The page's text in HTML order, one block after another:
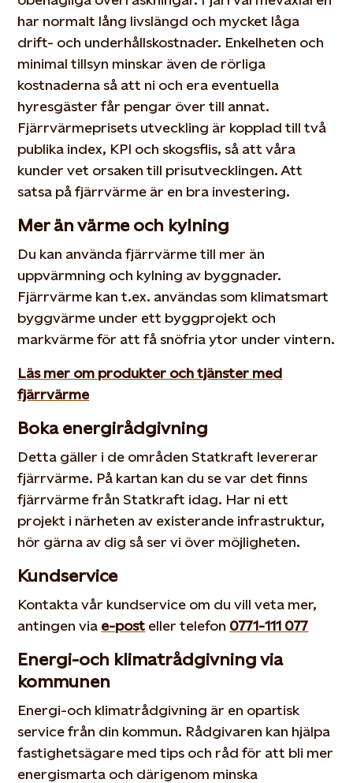
har normalt lång livslängd och mycket låga
drift- och underhållskostnader. Enkelheten och
minimal tillsyn minskar även de rörliga
kostnaderna så att ni och era eventuella
hyresgäster får pengar över till annat.
Fjärrvärmeprisets utveckling är kopplad till två
publika index, KPI och skogsflis, så att våra
kunder vet orsaken till prisutvecklingen. Att
satsa på fjärrvärme är en bra investering.
Mer än värme och kylning
Du kan använda fjärrvärme till mer än
uppvärmning och kylning av byggnader.
Fjärrvärme kan t.ex. användas som klimatsmart
byggvärme under ett byggprojekt och
markvärme för att få snöfria ytor under vintern.
Läs mer om produkter och tjänster med
fjärrvärme
Boka energirådgivning
Detta gäller i de områden Statkraft levererar
fjärrvärme. På kartan kan du se var det finns
fjärrvärme från Statkraft idag. Har ni ett
projekt i närheten av existerande infrastruktur,
hör gärna av dig så ser vi över möjligheten.
Kundservice
Kontakta vår kundservice om du vill veta mer,
antingen via e-post eller telefon 0771-111 077
Energi-och klimatrådgivning via
kommunen
Energi-och klimatrådgivning är en opartisk
service från din kommun. Rådgivaren kan hjälpa
fastighetsägare med tips och råd för att bli mer
energismarta och därigenom minska